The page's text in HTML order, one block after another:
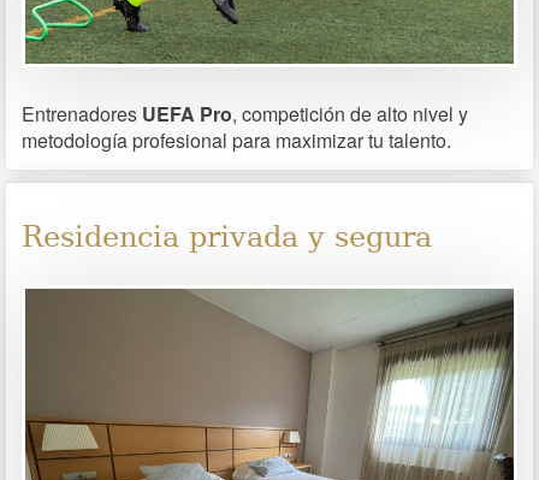
Entrenadores UEFA Pro, competición de alto nivel y
metodología profesional para maximizar tu talento.
Residencia privada y segura